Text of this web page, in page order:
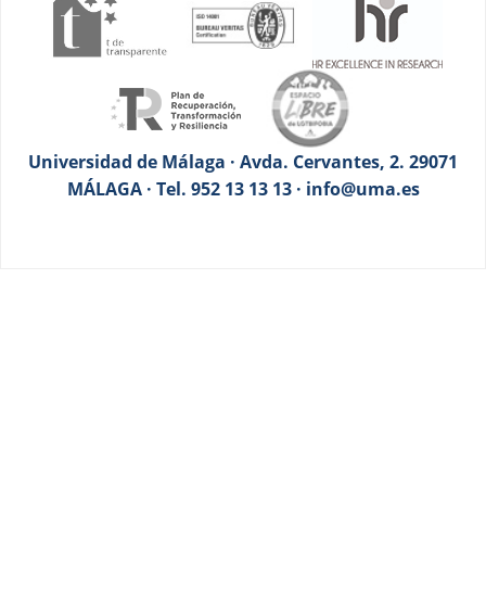
Universidad de Málaga · Avda. Cervantes, 2. 29071
MÁLAGA · Tel. 952 13 13 13 · info@uma.es